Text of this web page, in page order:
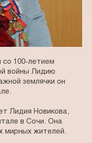
100-летием
войны Лидию
землячки он
Лидия Новикова,
в Сочи. Она
мирных жителей.